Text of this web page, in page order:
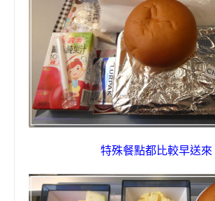
特殊餐點都比較早送來